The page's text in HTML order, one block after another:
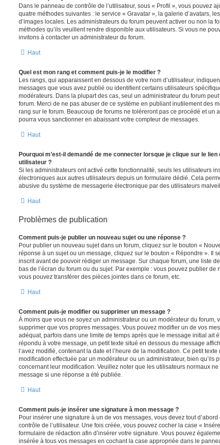
Dans le panneau de contrôle de l’utilisateur, sous « Profil », vous pouvez
quatre méthodes suivantes : le service « Gravatar », la galerie d’avatars,
d’images locales. Les administrateurs du forum peuvent activer ou non la
méthodes qu’ils veuillent rendre disponible aux utilisateurs. Si vous ne
invitons à contacter un administrateur du forum.
Haut
Quel est mon rang et comment puis-je le modifier ?
Les rangs, qui apparaissent en dessous de votre nom d’utilisateur,
messages que vous avez publié ou identifient certains utilisateurs
modérateurs. Dans la plupart des cas, seul un administrateur du forum
forum. Merci de ne pas abuser de ce système en publiant inutilement des
rang sur le forum. Beaucoup de forums ne toléreront pas ce procédé et un
pourra vous sanctionner en abaissant votre compteur de messages.
Haut
Pourquoi m’est-il demandé de me connecter lorsque je clique sur le
utilisateur ?
Si les administrateurs ont activé cette fonctionnalité, seuls les utilisateurs
électroniques aux autres utilisateurs depuis un formulaire dédié. Cela
abusive du système de messagerie électronique par des utilisateurs
Haut
Problèmes de publication
Comment puis-je publier un nouveau sujet ou une réponse ?
Pour publier un nouveau sujet dans un forum, cliquez sur le bouton «
réponse à un sujet ou un message, cliquez sur le bouton « Répondre ». Il
inscrit avant de pouvoir rédiger un message. Sur chaque forum, une liste
bas de l’écran du forum ou du sujet. Par exemple : vous pouvez publier de
vous pouvez transférer des pièces jointes dans ce forum, etc.
Haut
Comment puis-je modifier ou supprimer un message ?
À moins que vous ne soyez un administrateur ou un modérateur du forum,
supprimer que vos propres messages. Vous pouvez modifier un de vos
adéquat, parfois dans une limite de temps après que le message initial ait
répondu à votre message, un petit texte situé en dessous du message
l’avez modifié, contenant la date et l’heure de la modification. Ce petit texte
modification effectuée par un modérateur ou un administrateur, bien qu’ils
concernant leur modification. Veuillez noter que les utilisateurs normaux
message si une réponse a été publiée.
Haut
Comment puis-je insérer une signature à mon message ?
Pour insérer une signature à un de vos messages, vous devez tout
contrôle de l’utilisateur. Une fois créée, vous pouvez cocher la case «
formulaire de rédaction afin d’insérer votre signature. Vous pouvez
insérée à tous vos messages en cochant la case appropriée dans le